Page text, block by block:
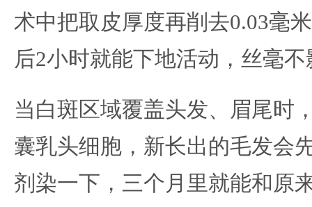
术中把取皮厚度再削去0.03毫
后2小时就能下地活动，丝毫
当白斑区域覆盖头发、眉尾时
囊乳头细胞，新长出的毛发会
剂染一下，三个月里就能和原